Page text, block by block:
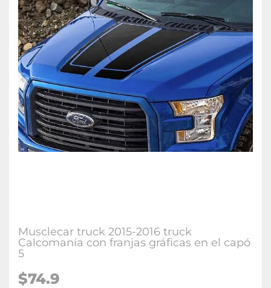
Musclecar truck 2015-2016 truck
Calcomanía con franjas gráficas en el capó
5
$74.9